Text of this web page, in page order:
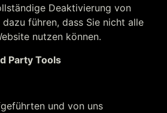
Deaktivierung von
führen, dass Sie nicht alle
nutzen können.
Party Tools
und von uns